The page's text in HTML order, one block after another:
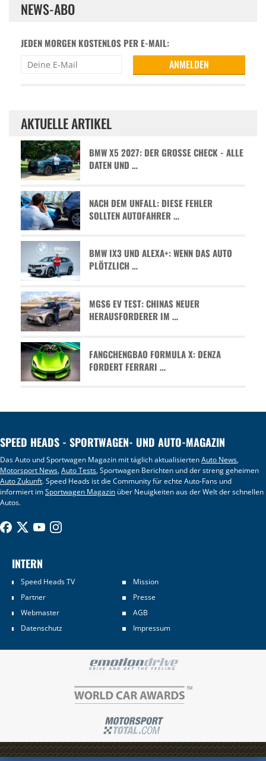
NEWS-ABO
JEDEN MORGEN KOSTENLOS PER E-MAIL:
AKTUELLE ARTIKEL
BMW X5 2027: DER GROSSE CHECK - ALLE D
ATEN UND …
NACH DEM UNFALL: DIESE FEHLER
SOLLTEN AUTOFAHRER …
BMW IX3 UND ALEXA+: WENN DAS AUTO
PLÖTZLICH …
MGS6 EV TEST: CHINAS NEUER
HERAUSFORDERER IM …
FANGCHENGBAO FORMULA X: DENZA
FORDERT FERRARI …
SPEED HEADS - SPORTWAGEN- UND AUTO-MAGAZIN
Das Auto und Sportwagen Magazin mit täglich aktualisiertenAuto News,
Motorsport News,Auto Tests, Sportwagen Berichten und der streng geheimen
Auto Zukunft. Speed Heads ist die Community für echte Auto-Fans und
informiert imSportwagen Magazin über Neuigkeiten aus der Welt der schnellen
Autos.
INTERN
Speed Heads TV
Mission
Partner
Presse
Webmaster
AGB
Datenschutz
Impressum